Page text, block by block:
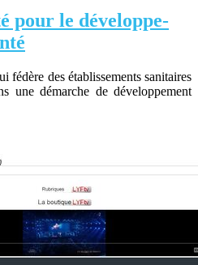
pour le dévelop­pe­
fédère des établissements sanitaires
une démarche de développement